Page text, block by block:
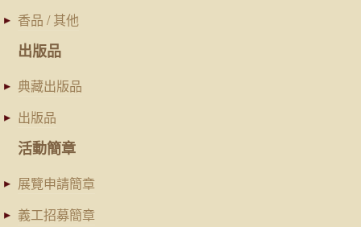
香品 / 其他
出版品
典藏出版品
出版品
活動簡章
展覽申請簡章
義工招募簡章